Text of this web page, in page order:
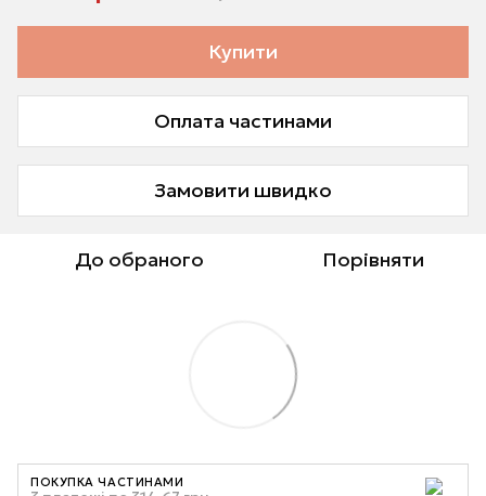
Купити
Оплата частинами
Замовити швидко
До обраного Порівняти
ПОКУПКА ЧАСТИНАМИ